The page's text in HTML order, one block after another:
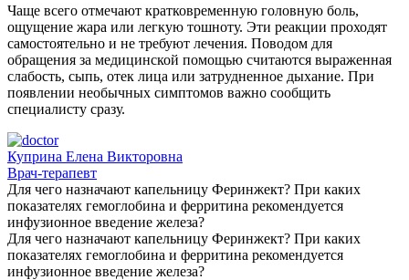
Чаще всего отмечают кратковременную головную боль,
ощущение жара или легкую тошноту. Эти реакции проходят
самостоятельно и не требуют лечения. Поводом для
обращения за медицинской помощью считаются выраженная
слабость, сыпь, отек лица или затрудненное дыхание. При
появлении необычных симптомов важно сообщить
специалисту сразу.
Куприна Елена Викторовна
Врач-терапевт
Для чего назначают капельницу Феринжект? При каких
показателях гемоглобина и ферритина рекомендуется
инфузионное введение железа?
Для чего назначают капельницу Феринжект? При каких
показателях гемоглобина и ферритина рекомендуется
инфузионное введение железа?